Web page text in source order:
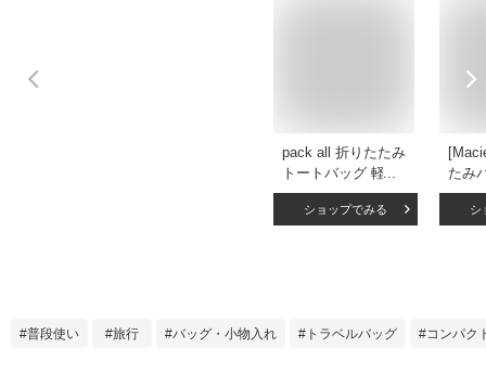
pack all 折りたたみ
トートバッグ 軽量
バッグ 16L 撥水 エ
コバッグ 買い物バ
風呂敷 レジ 帰省 初
ショップでみる
たみ
水
バッ
ーン)
シ
普段使い 旅行 バッグ・小物入れ トラベルバッグ コンパク